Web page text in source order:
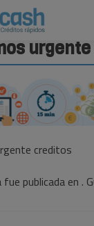
creditos
publicada en .